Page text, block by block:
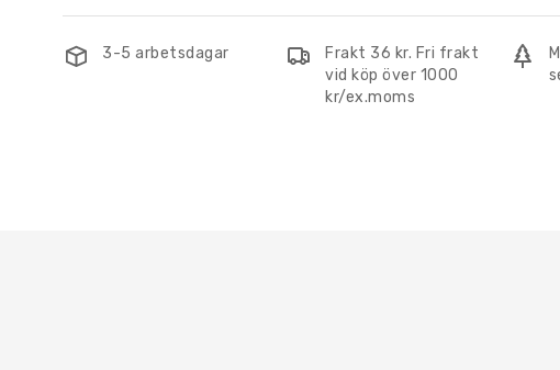
3-5 arbetsdagar
Frakt 36 kr. Fri frakt
vid köp över 1000
kr/ex.moms